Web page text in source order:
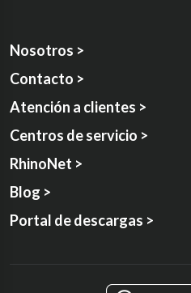
Nosotros >
Contacto >
Atención a clientes >
Centros de servicio >
RhinoNet >
Blog >
Portal de descargas >